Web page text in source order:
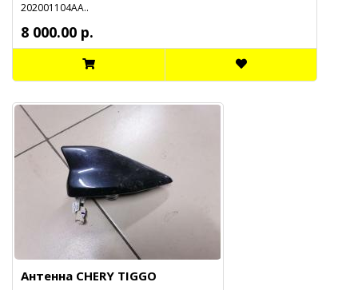
202001104АА..
8 000.00 р.
Антенна CHERY TIGGO